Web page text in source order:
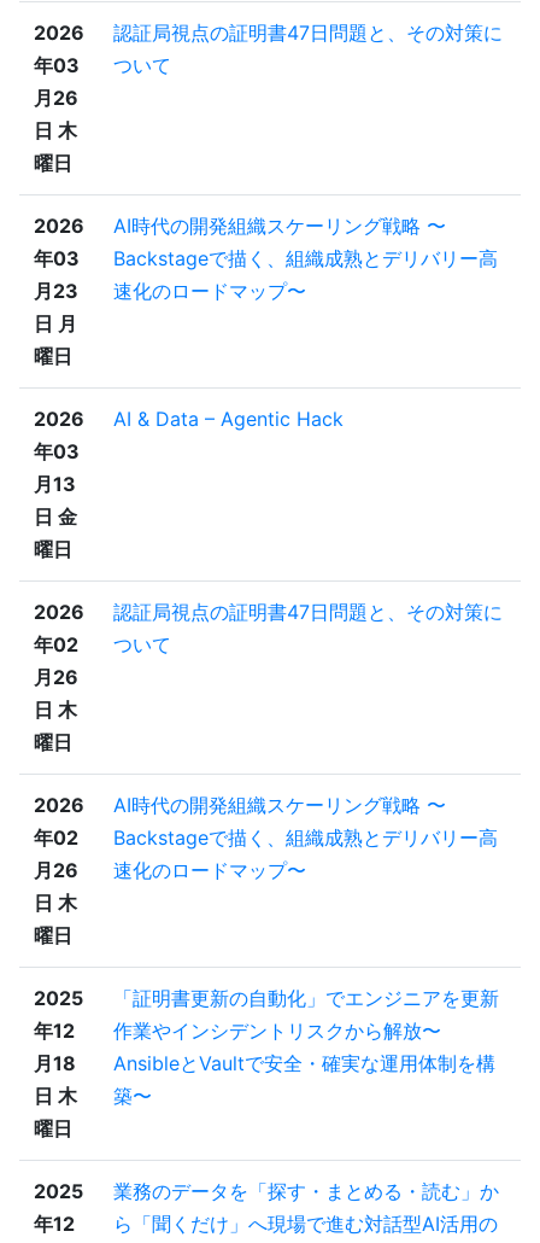
2026
年03
月26
日 木
曜日
認証局視点の証明書47日問題と、その対策に
ついて
2026
年03
月23
日 月
曜日
AI時代の開発組織スケーリング戦略 〜
Backstageで描く、組織成熟とデリバリー高
速化のロードマップ〜
2026
年03
月13
日 金
曜日
AI & Data – Agentic Hack
2026
年02
月26
日 木
曜日
認証局視点の証明書47日問題と、その対策に
ついて
2026
年02
月26
日 木
曜日
AI時代の開発組織スケーリング戦略 〜
Backstageで描く、組織成熟とデリバリー高
速化のロードマップ〜
2025
年12
月18
日 木
曜日
「証明書更新の自動化」でエンジニアを更新
作業やインシデントリスクから解放〜
AnsibleとVaultで安全・確実な運用体制を構
築〜
2025
年12
業務のデータを「探す・まとめる・読む」か
ら「聞くだけ」へ現場で進む対話型AI活用の